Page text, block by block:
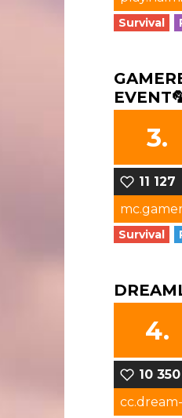
Survival
3.
11 127
Survival
4.
10 350